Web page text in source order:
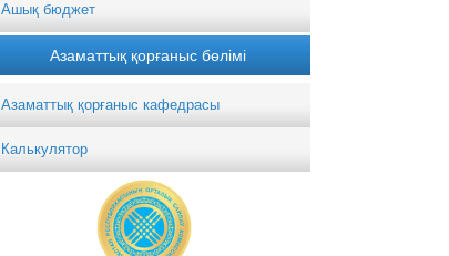
Ашық бюджет
Азаматтық қорғаныс бөлімі
Азаматтық қорғаныс кафедрасы
Калькулятор